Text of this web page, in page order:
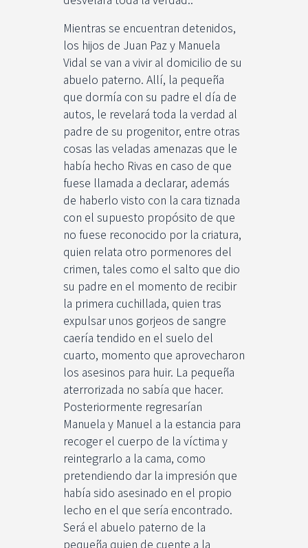
Mientras se encuentran detenidos,
los hijos de Juan Paz y Manuela
Vidal se van a vivir al domicilio de su
abuelo paterno. Allí, la pequeña
que dormía con su padre el día de
autos, le revelará toda la verdad al
padre de su progenitor, entre otras
cosas las veladas amenazas que le
había hecho Rivas en caso de que
fuese llamada a declarar, además
de haberlo visto con la cara tiznada
con el supuesto propósito de que
no fuese reconocido por la criatura,
quien relata otro pormenores del
crimen, tales como el salto que dio
su padre en el momento de recibir
la primera cuchillada, quien tras
expulsar unos gorjeos de sangre
caería tendido en el suelo del
cuarto, momento que aprovecharon
los asesinos para huir. La pequeña
aterrorizada no sabía que hacer.
Posteriormente regresarían
Manuela y Manuel a la estancia para
recoger el cuerpo de la víctima y
reintegrarlo a la cama, como
pretendiendo dar la impresión que
había sido asesinado en el propio
lecho en el que sería encontrado.
Será el abuelo paterno de la
pequeña quien de cuente a la